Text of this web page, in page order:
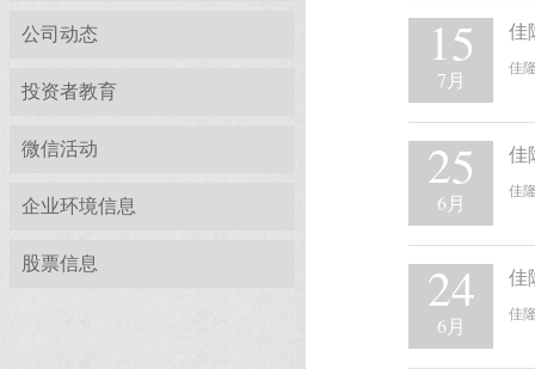
公司动态
投资者教育
微信活动
企业环境信息
股票信息
15
7月
佳
佳
25
6月
佳
佳
24
6月
佳
佳